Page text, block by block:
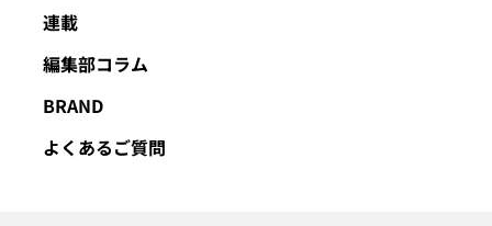
連載
編集部コラム
BRAND
よくあるご質問